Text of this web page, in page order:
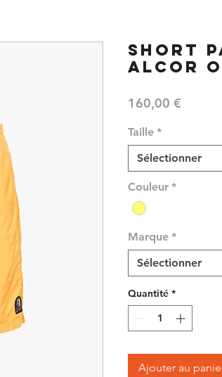
SHORT
ALCOR
160,00 €
Taille *
Sélectionner
Couleur *
Marque *
Sélectionner
Quantité *
Ajouter au